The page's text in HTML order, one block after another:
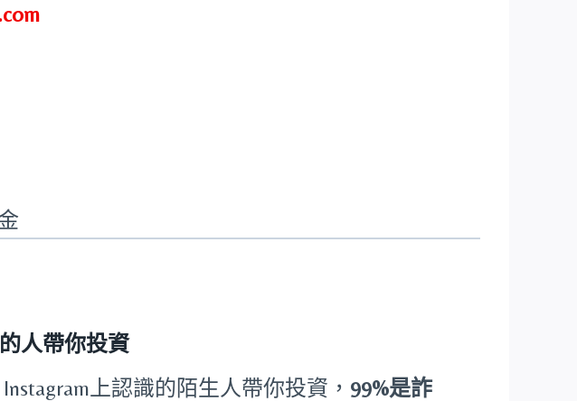
人帶你投資
上認識的陌生人帶你投資， 99%是詐